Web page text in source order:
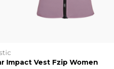
Impact Vest Fzip Women